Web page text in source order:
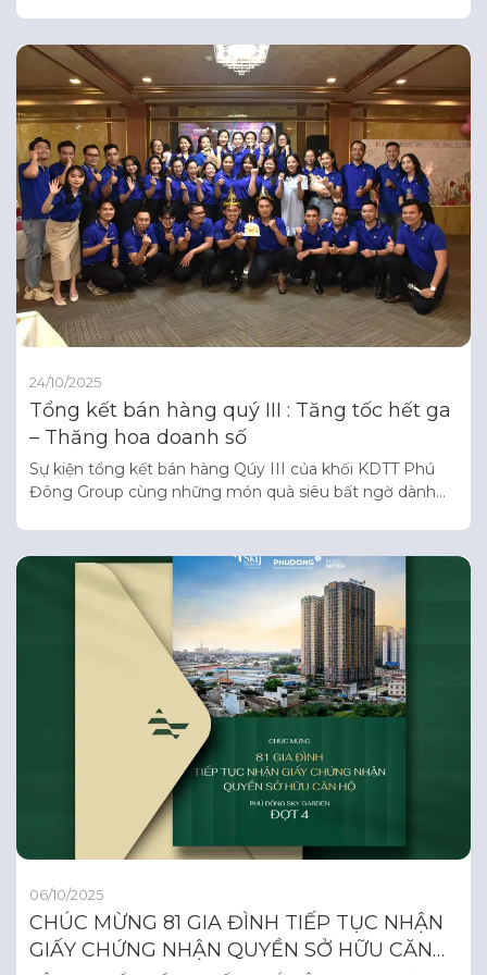
cùng tông màu ấm, chất liệu kim loại
24/10/2025
Tổng kết bán hàng quý III : Tăng tốc hết ga
– Thăng hoa doanh số
Sự kiện tổng kết bán hàng Qúy III của khối KDTT Phú
Đông Group cùng những món quà siêu bất ngờ dành
06/10/2025
CHÚC MỪNG 81 GIA ĐÌNH TIẾP TỤC NHẬN
GIẤY CHỨNG NHẬN QUYỀN SỞ HỮU CĂN